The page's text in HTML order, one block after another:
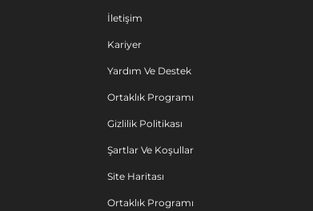
İletişim
Kariyer
Yardım Ve Destek
Ortaklık Programı
Gizlilik Politikası
Şartlar Ve Koşullar
Site Haritası
Ortaklık Programı